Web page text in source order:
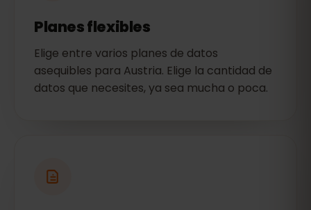
Planes flexibles
Elige entre varios planes de datos
asequibles para Austria. Elige la cantidad de
datos que necesites, ya sea mucha o poca.